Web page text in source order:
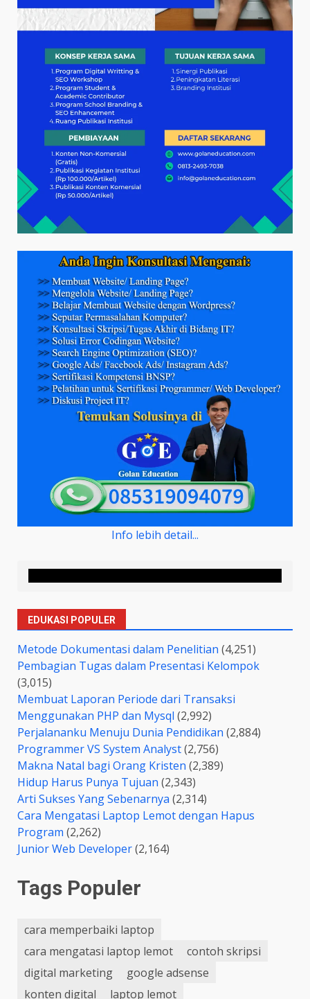
Info lebih detail...
EDUKASI POPULER
Metode Dokumentasi dalam Penelitian (4,251)
Pembagian Tugas dalam Presentasi Kelompok
(3,015)
Membuat Laporan Periode dari Transaksi
Menggunakan PHP dan Mysql (2,992)
Perjalananku Menuju Dunia Pendidikan (2,884)
Programmer VS System Analyst(2,756)
Makna Natal bagi Orang Kristen (2,389)
Hidup Harus Punya Tujuan (2,343)
Arti Sukses Yang Sebenarnya (2,314)
Cara Mengatasi Laptop Lemot dengan Hapus
Program (2,262)
Junior Web Developer(2,164)
Tags Populer
cara memperbaiki laptop
cara mengatasi laptop lemot
contoh skripsi
digital marketing
google adsense
konten digital
laptop lemot